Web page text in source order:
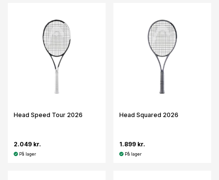
Head Speed Tour 2026
2.049 kr.
På lager
Head Squared 2026
1.899 kr.
På lager